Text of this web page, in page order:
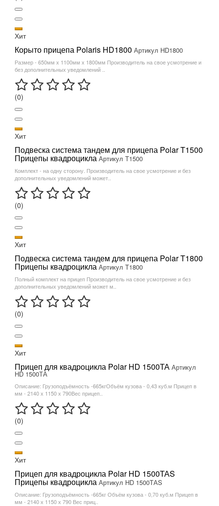
Хит
Корыто прицепа Polaris HD1800 Артикул HD1800
Размер - 650мм х 1100мм х 1800мм Производитель на свое усмотрение и
без дополнительных уведомлений ..
(0)
Хит
Подвеска система тандем для прицепа Polar T1500
Прицепы квадроцикла Артикул T1500
Комплект - на одну сторону. Производитель на свое усмотрение и без
дополнительных уведомлений может..
(0)
Хит
Подвеска система тандем для прицепа Polar T1800
Прицепы квадроцикла Артикул T1800
Полный комплект на прицеп Производитель на свое усмотрение и без
дополнительных уведомлений может м..
(0)
Хит
Прицеп для квадроцикла Polar HD 1500ТА Артикул
HD 1500ТА
Описание: Грузоподъёмность -665кгОбъём кузова - 0,43 куб.м Прицеп в
мм - 2140 х 1150 х 790Вес прицеп..
(0)
Хит
Прицеп для квадроцикла Polar HD 1500ТАS
Прицепы квадроцикла Артикул HD 1500ТАS
Описание: Грузоподъёмность -665кг Объём кузова - 0,70 куб.м Прицеп в
мм - 2140 х 1150 х 790 Вес приц..